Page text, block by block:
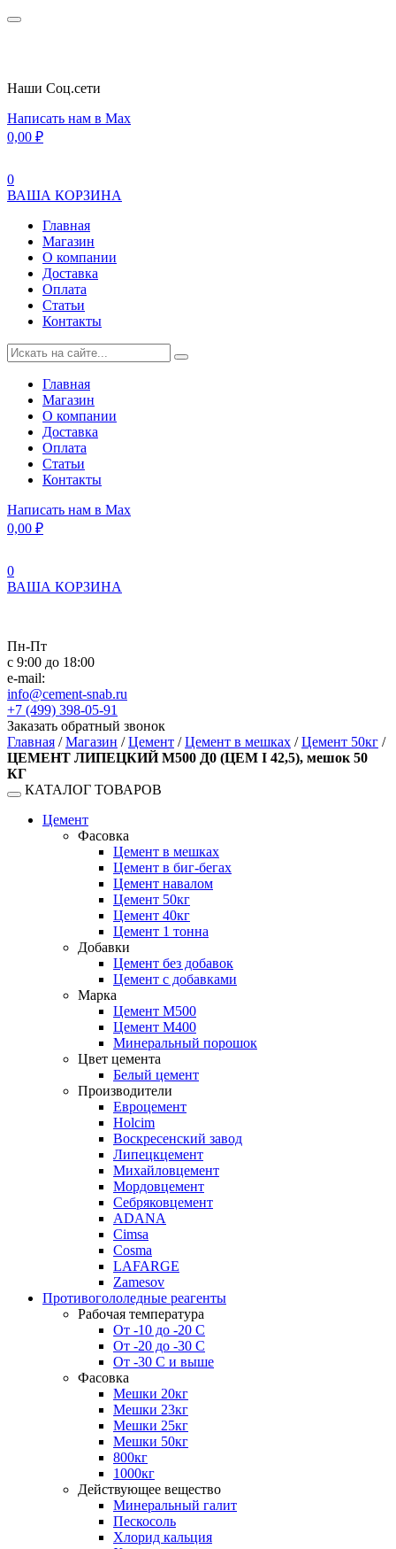
Наши Cоц.сети
Написать нам в Max
0,00 ₽
0
ВАША КОРЗИНА
Главная
Магазин
О компании
Доставка
Оплата
Статьи
Контакты
Главная
Магазин
О компании
Доставка
Оплата
Статьи
Контакты
Написать нам в Max
0,00 ₽
0
ВАША КОРЗИНА
Пн-Пт
с 9:00 до 18:00
e-mail:
info@cement-snab.ru
+7 (499) 398-05-91
Заказать обратный звонок
Главная /Магазин /Цемент /Цемент в мешках /Цемент 50кг /
ЦЕМЕНТ ЛИПЕЦКИЙ М500 Д0 (ЦEM I 42,5), мешок 50
КГ
КАТАЛОГ ТОВАРОВ
Цемент
Фасовка
Цемент в мешках
Цемент в биг-бегах
Цемент навалом
Цемент 50кг
Цемент 40кг
Цемент 1 тонна
Добавки
Цемент без добавок
Цемент с добавками
Марка
Цемент М500
Цемент М400
Минеральный порошок
Цвет цемента
Белый цемент
Производители
Евроцемент
Holcim
Воскресенский завод
Липецкцемент
Михайловцемент
Мордовцемент
Себряковцемент
ADANA
Cimsa
Cosma
LAFARGE
Zamesov
Противогололедные реагенты
Рабочая температура
От -10 до -20 С
От -20 до -30 С
От -30 С и выше
Фасовка
Мешки 20кг
Мешки 23кг
Мешки 25кг
Мешки 50кг
800кг
1000кг
Действующее вещество
Минеральный галит
Пескосоль
Хлорид кальция